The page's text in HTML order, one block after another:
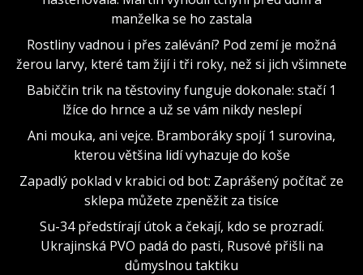
manželka se ho zastala
Rostliny vadnou i přes zalévání? Pod zemí je možná
žerou larvy, které tam žijí i tři roky, než si jich všimnete
Babiččin trik na těstoviny funguje dokonale: stačí 1
lžíce do hrnce a už se vám nikdy neslepí
Ani mouka, ani vejce. Bramboráky spojí 1 surovina,
kterou většina lidí vyhazuje do koše
Zapadlý poklad v krabici od bot: Zaprášený počítač ze
sklepa můžete zpeněžit za tisíce
Su-34 předstírají útok a čekají, kdo se prozradí.
Ukrajinská PVO padá do pasti, Rusové přišli na
důmyslnou taktiku